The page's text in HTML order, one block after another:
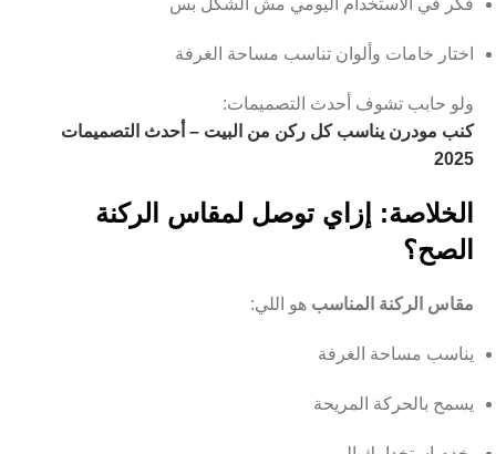
فكر في الاستخدام اليومي مش الشكل بس
اختار خامات وألوان تناسب مساحة الغرفة
ولو حابب تشوف أحدث التصميمات:
كنب مودرن يناسب كل ركن من البيت – أحدث التصميمات
2025
الخلاصة: إزاي توصل لمقاس الركنة
الصح؟
مقاس الركنة المناسب هو اللي:
يناسب مساحة الغرفة
يسمح بالحركة المريحة